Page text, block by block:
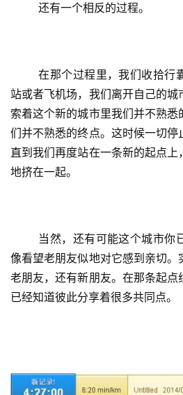
	还有一个相反的过程。
	在那个过程里，我们收拾行囊，坐上地铁，到达火车
站或者飞机场，我们离开自己的
索着这个新的城市里我们并不熟
们并不熟悉的终点。这时候一切停
直到我们再度站在一条新的起点
地挤在一起。
像看望老朋友似地对它感到亲切。
老朋友，还有新朋友。在那条起点
已经知道彼此分享着很多共同点。